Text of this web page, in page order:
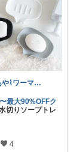
まあや⌇ワーママの暮らしとインテリア𓍯
最大90%OFFク
切りソープトレ
4